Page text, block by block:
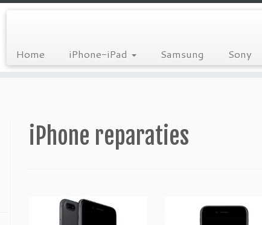
Home iPhone-iPad Samsung Sony
iPhone reparaties